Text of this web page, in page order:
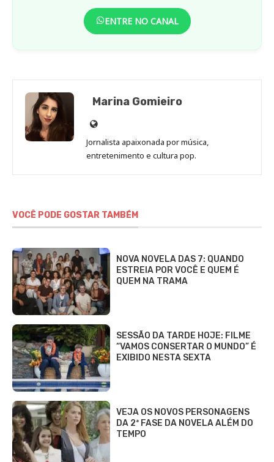
ENTRE NO CANAL
Marina Gomieiro
Site
de
Marina
Jornalista apaixonada por música,
entretenimento e cultura pop.
VOCÊ PODE GOSTAR TAMBÉM
NOVA NOVELA DAS 7: QUANDO
ESTREIA POR VOCÊ E QUEM É
QUEM NA TRAMA
SESSÃO DA TARDE HOJE: FILME
“VAMOS CONSERTAR O MUNDO” É
EXIBIDO NESTA SEXTA
VEJA OS NOVOS PERSONAGENS
DA 2ª FASE DA NOVELA ALÉM DO
TEMPO